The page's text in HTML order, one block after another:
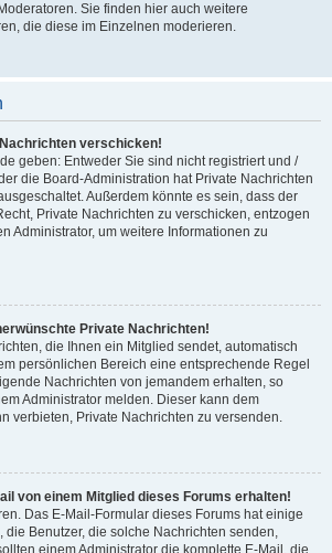
Sie finden hier auch weitere
die diese im Einzelnen moderieren.
verschicken!
geben: Entweder Sie sind nicht registriert und /
die Board-Administration hat Private Nachrichten
Außerdem könnte es sein, dass der
Private Nachrichten zu verschicken, entzogen
Administrator, um weitere Informationen zu
Private Nachrichten!
die Ihnen ein Mitglied sendet, automatisch
persönlichen Bereich eine entsprechende Regel
Nachrichten von jemandem erhalten, so
Administrator melden. Dieser kann dem
verbieten, Private Nachrichten zu versenden.
von einem Mitglied dieses Forums erhalten!
Das E-Mail-Formular dieses Forums hat einige
die Benutzer, die solche Nachrichten senden,
einem Administrator die komplette E-Mail, die